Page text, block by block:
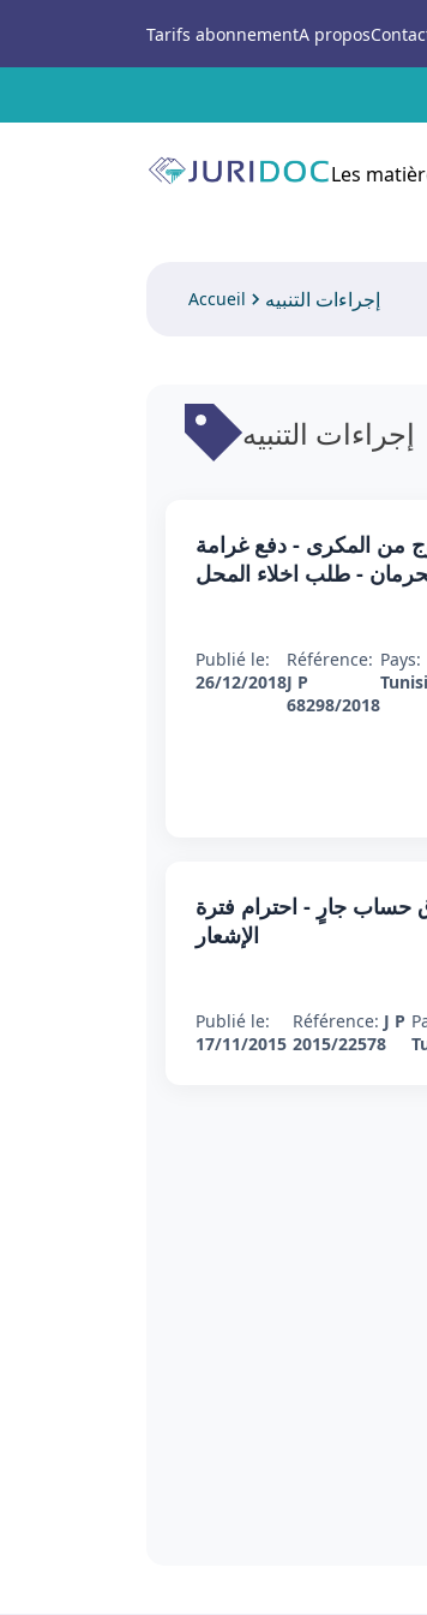
Tarifs abonnementA propos
Les
Accueil إجراءات التنبيه
إجراءات التنبيه
26 ديسمبر 2018 : طلب الخروج من المكرى - دفع غرامة
- طلب اخلاء المحل
Publié le:
26/12/2018
Référence:
J P
68298/2018
Pays:
عدد 22578 بتاريخ 17 نوفمبر 2015 : إغلاق حساب جارٍ - احترام فترة
الإشعار
Publié le:
17/11/2015
Référence: J P
2015/22578